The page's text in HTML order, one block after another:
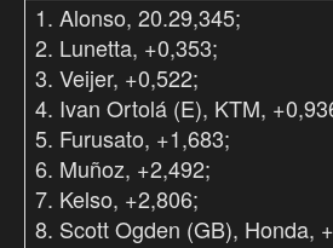
1. Alonso, 20.29,345;
2. Lunetta, +0,353;
3. Veijer, +0,522;
4. Ivan Ortolá (E), KTM,
5. Furusato, +1,683;
6. Muñoz, +2,492;
7. Kelso, +2,806;
8. Scott Ogden (GB), Honda,